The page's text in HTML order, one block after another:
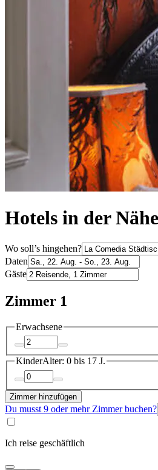
Hotels in der
Wo soll’s hingehen?
Daten
Gäste
Zimmer 1
Erwachsene
KinderAlter: 0 bis 17 J.
Zimmer hinzufügen
Du musst 9 oder mehr Zimmer buchen?
Ich reise geschäftlich